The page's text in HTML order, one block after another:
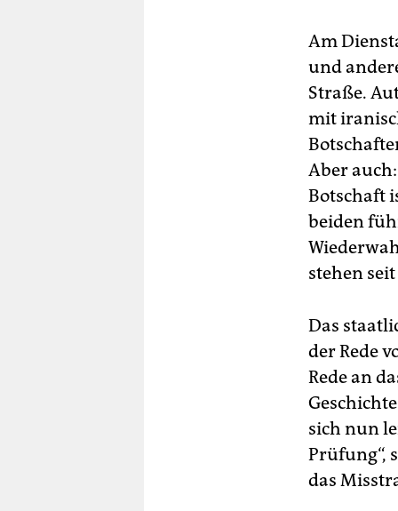
Am
und
Straße.
mit
Aber
Botschaft
beiden
stehen
Das
der Rede
Rede an
sich nun
Prüfung“,
das